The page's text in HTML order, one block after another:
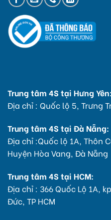
Trung tâm 4S tại Hưng Yên:
Địa chỉ : Quốc lộ 5, Trưng
Trung tâm 4S tại Đà Nẵng:
Địa chỉ :Quốc lộ 1A, Thôn
Huyện Hòa Vang, Đà Nẵng
Trung tâm 4S tại HCM:
Địa chỉ : 366 Quốc Lộ 1A,
Đức, TP HCM